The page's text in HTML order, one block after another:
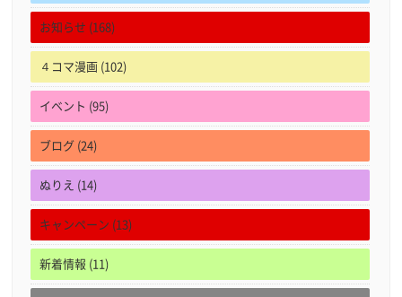
お知らせ (168)
４コマ漫画 (102)
イベント (95)
ブログ (24)
ぬりえ (14)
キャンペーン (13)
新着情報 (11)